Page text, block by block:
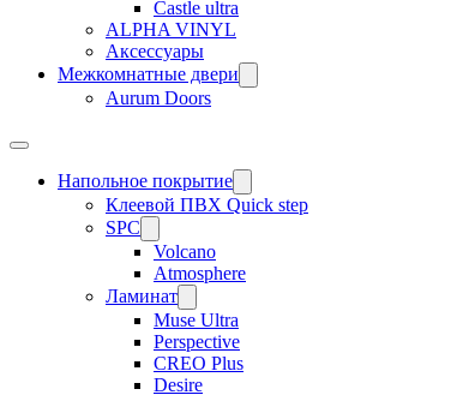
Castle ultra
ALPHA VINYL
Аксессуары
Межкомнатные двери
Aurum Doors
Напольное покрытие
Клеевой ПВХ Quick step
SPC
Volcano
Atmosphere
Ламинат
Muse Ultra
Perspective
CREO Plus
Desire